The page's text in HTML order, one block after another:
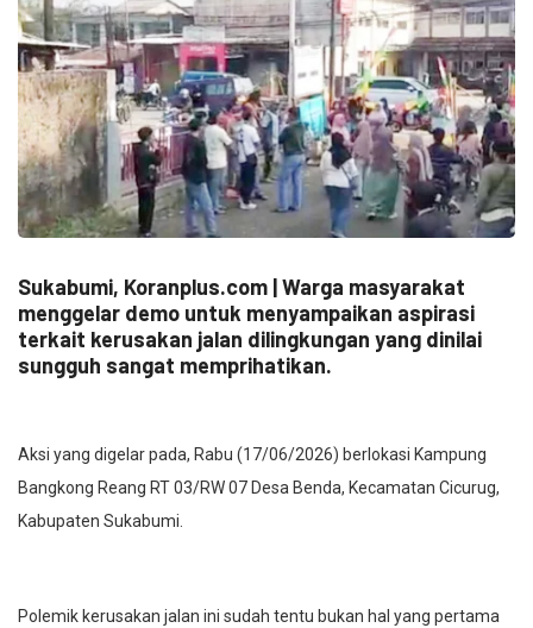
Sukabumi, Koranplus.com | Warga masyarakat
menggelar demo untuk menyampaikan aspirasi
terkait kerusakan jalan dilingkungan yang dinilai
sungguh sangat memprihatikan.
Aksi yang digelar pada, Rabu (17/06/2026) berlokasi Kampung
Bangkong Reang RT 03/RW 07 Desa Benda, Kecamatan Cicurug,
Kabupaten Sukabumi.
Polemik kerusakan jalan ini sudah tentu bukan hal yang pertama